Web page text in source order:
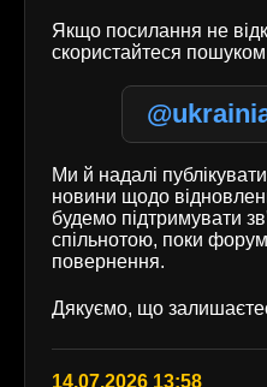
Якщо посилання не
скористайтеся пошуком
Ми й надалі
новини щодо
будемо підтримувати
спільнотою, поки
повернення.
Дякуємо, що
14.07.2026 13:58